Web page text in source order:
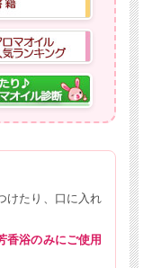
けたり、口に入れ
香浴のみにご使用